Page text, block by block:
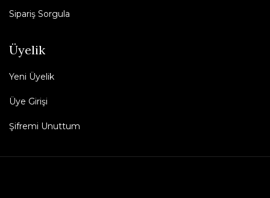
Sipariş Sorgula
Üyelik
Yeni Üyelik
Üye Girişi
Şifremi Unuttum